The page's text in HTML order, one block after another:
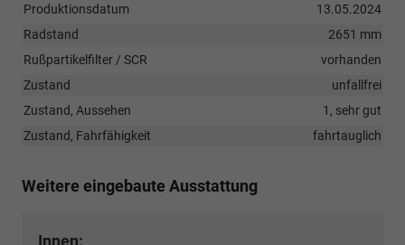
Produktionsdatum
13.05.2024
Radstand
2651 mm
Rußpartikelfilter / SCR
vorhanden
Zustand
unfallfrei
Zustand, Aussehen
1, sehr gut
Zustand, Fahrfähigkeit
fahrtauglich
Weitere eingebaute Ausstattung
Innen: